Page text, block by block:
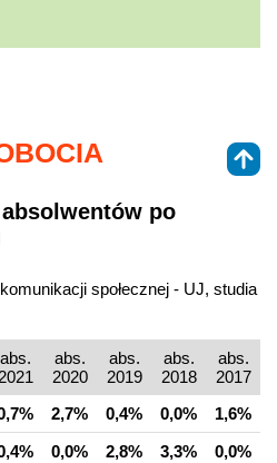
po
społecznej - UJ, studia
abs.
abs.
2020
abs.
2019
abs.
2018
abs.
2017
2,7% 0,4% 0,0%
1,6%
0,0% 2,8% 3,3%
0,0%